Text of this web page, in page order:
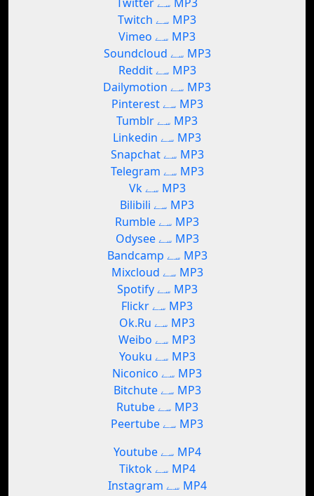
Twitch سے MP3
Vimeo سے MP3
Soundcloud سے MP3
Reddit سے MP3
Dailymotion سے MP3
Pinterest سے MP3
Tumblr سے MP3
Linkedin سے MP3
Snapchat سے MP3
Telegram سے MP3
Vk سے MP3
Bilibili سے MP3
Rumble سے MP3
Odysee سے MP3
Bandcamp سے MP3
Mixcloud سے MP3
Spotify سے MP3
Flickr سے MP3
Ok.Ru سے MP3
Weibo سے MP3
Youku سے MP3
Niconico سے MP3
Bitchute سے MP3
Rutube سے MP3
Peertube سے MP3
Youtube سے MP4
Tiktok سے MP4
Instagram سے MP4